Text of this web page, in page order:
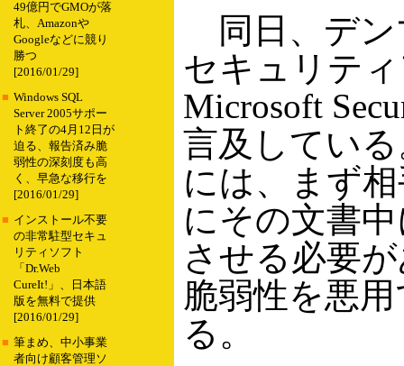
49億円でGMOが落
札、Amazonや
Googleなどに競り
勝つ
[2016/01/29]
■ Windows SQL
Server 2005サポー
ト終了の4月12日が
迫る、報告済み脆
弱性の深刻度も高
く、早急な移行を
[2016/01/29]
■ インストール不要
の非常駐型セキュ
リティソフト
「Dr.Web
CureIt!」、日本語
版を無料で提供
[2016/01/29]
■ 筆まめ、中小事業
者向け顧客管理ソ
同日、デン
セキュリテ
Microsoft
言及してい
には、まず
にその文書
させる必要
脆弱性を悪
る。